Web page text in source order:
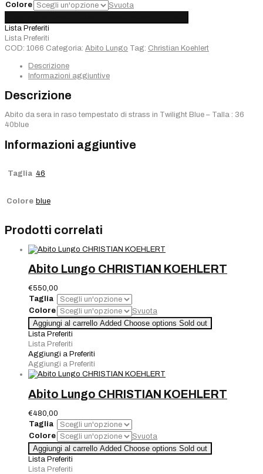
Colore
Svuota
Lungo
CHRISTIAN
KOEHLERT
Lista Preferiti
Lista Preferiti
COD: 1066 Categoria: Abito Lungo Tag: Christian Koehlert
Descrizione
Informazioni aggiuntive
Descrizione
Abito da sera in raso tempestato di strass in Twilight Blue – Talla : 36
40blue
Informazioni aggiuntive
Taglia 46
Colore blue
Prodotti correlati
Abito Lungo CHRISTIAN KOEHLERT
€550,00
Taglia
Colore
Svuota
Abito
Lungo
CHRISTIAN
KOEHLERT
quantità
Aggiungi al carrello Added Choose options Sold out
Lista Preferiti
Lista Preferiti
Aggiungi a Preferiti
Aggiungi a Preferiti
Abito Lungo CHRISTIAN KOEHLERT
€480,00
Taglia
Colore
Svuota
Abito
Lungo
CHRISTIAN
Aggiungi al carrello Added Choose options Sold out
Lista Preferiti
Lista Preferiti